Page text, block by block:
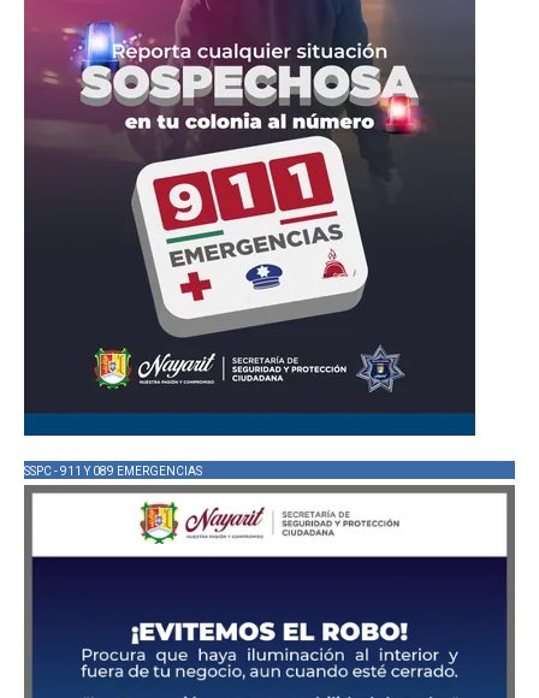
SSPC - 911 Y 089 EMERGENCIAS